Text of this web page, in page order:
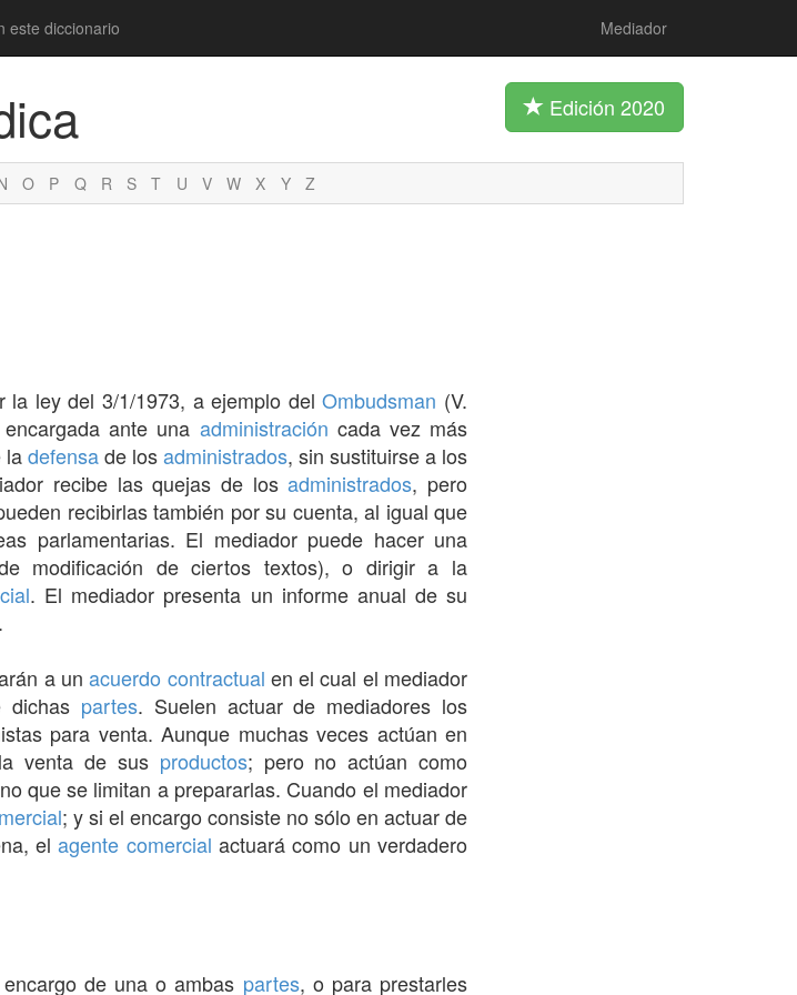
este diccionario Mediador
Edición 2020
O P Q R S T U V W X Y Z
la ley del 3/1/1973, a ejemplo delOmbudsman (V.
ante una administración cada vez más
ladefensade losadministrados, sin sustituirse a los
recibe las quejas de losadministrados, pero
recibirlas también por su cuenta, al igual que
parlamentarias. El mediador puede hacer una
modificación de ciertos textos), o dirigir a la
. El mediador presenta un informe anual de su
a unacuerdo contractual en el cual el mediador
partes. Suelen actuar de mediadores los
para venta. Aunque muchas veces actúan en
venta de sus productos; pero no actúan como
que se limitan a prepararlas. Cuando el mediador
; y si el encargo consiste no sólo en actuar de
elagente comercial actuará como un verdadero
de una o ambas partes, o para prestarles